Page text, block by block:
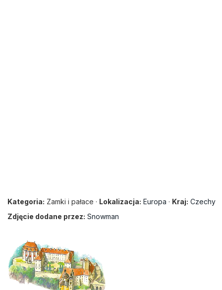
Kategoria: Zamki i pałace · Lokalizacja: Europa · Kraj: Czechy
Zdjęcie dodane przez: Snowman